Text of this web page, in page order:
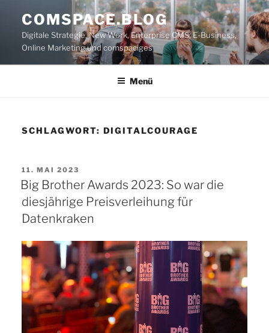
Inhalt
springen
COMSPACE.BLOG
Digitale Strategie, New Work, Enterprise CMS, E-Business,
Online Marketing und comspaciges
Menü
SCHLAGWORT: DIGITALCOURAGE
VERÖFFENTLICHT
AM
11. MAI 2023
Big Brother Awards 2023: So war die
diesjährige Preisverleihung für
Datenkraken